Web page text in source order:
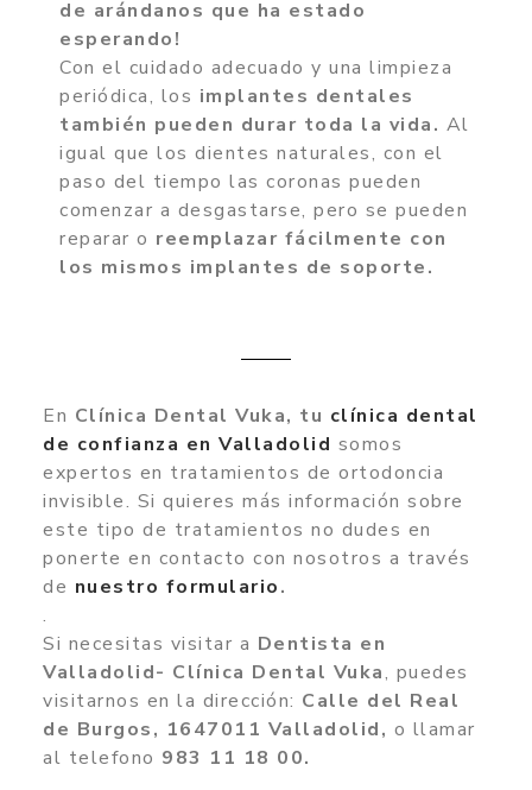
de arándanos que ha estado
esperando!
Con el cuidado adecuado y una limpieza
periódica, los implantes dentales
también pueden durar toda la vida. Al
igual que los dientes naturales, con el
paso del tiempo las coronas pueden
comenzar a desgastarse, pero se pueden
reparar o reemplazar fácilmente con
los mismos implantes de soporte.
En Clínica Dental Vuka, tu clínica dental
de confianza en Valladolid somos
expertos en tratamientos de ortodoncia
invisible. Si quieres más información sobre
este tipo de tratamientos no dudes en
ponerte en contacto con nosotros a través
de nuestro formulario.
.
Si necesitas visitar a Dentista en
Valladolid- Clínica Dental Vuka, puedes
visitarnos en la dirección: Calle del Real
de Burgos, 1647011 Valladolid, o llamar
al telefono 983 11 18 00.